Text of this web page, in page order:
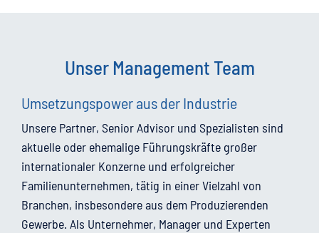
Unser Management Team
Umsetzungspower aus der Industrie
Unsere Partner, Senior Advisor und Spezialisten sind
aktuelle oder ehemalige Führungskräfte großer
internationaler Konzerne und erfolgreicher
Familienunternehmen, tätig in einer Vielzahl von
Branchen, insbesondere aus dem Produzierenden
Gewerbe. Als Unternehmer, Manager und Experten